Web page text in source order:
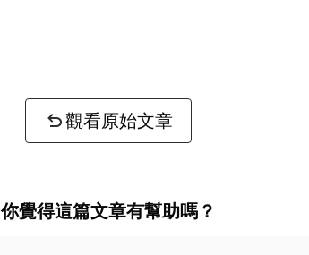
觀看原始文章
你覺得這篇文章有幫助嗎？